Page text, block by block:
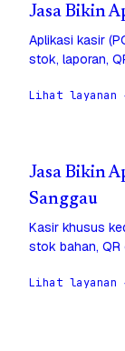
Jasa Bikin
Aplikasi kasir
stok, laporan,
Lihat layanan
Jasa Bikin
Sanggau
Kasir khusus
stok bahan, QR
Lihat layanan